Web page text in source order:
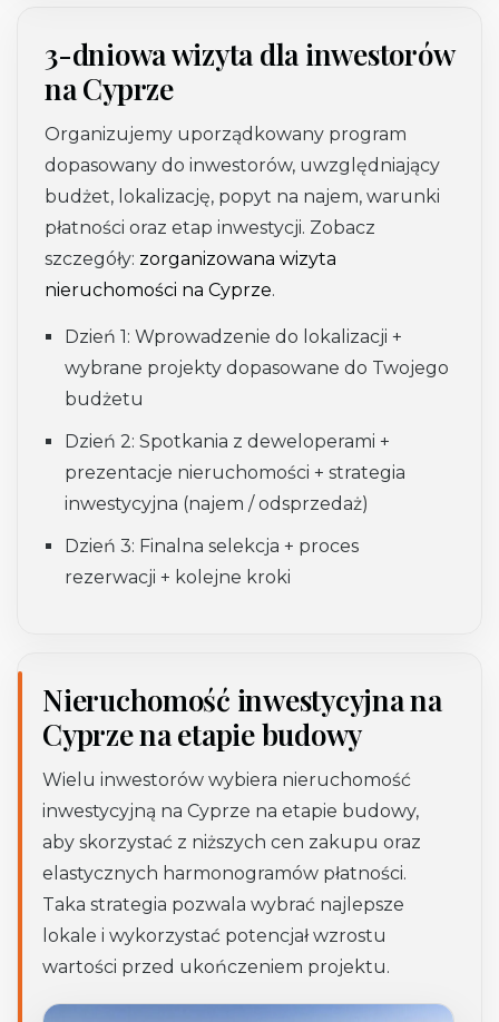
3-dniowa wizyta dla inwestorów
na Cyprze
Organizujemy uporządkowany program
dopasowany do inwestorów, uwzględniający
budżet, lokalizację, popyt na najem, warunki
płatności oraz etap inwestycji. Zobacz
szczegóły: zorganizowana wizyta
nieruchomości na Cyprze.
Dzień 1: Wprowadzenie do lokalizacji +
wybrane projekty dopasowane do Twojego
budżetu
Dzień 2: Spotkania z deweloperami +
prezentacje nieruchomości + strategia
inwestycyjna (najem / odsprzedaż)
Dzień 3: Finalna selekcja + proces
rezerwacji + kolejne kroki
Nieruchomość inwestycyjna na
Cyprze na etapie budowy
Wielu inwestorów wybiera nieruchomość
inwestycyjną na Cyprze na etapie budowy,
aby skorzystać z niższych cen zakupu oraz
elastycznych harmonogramów płatności.
Taka strategia pozwala wybrać najlepsze
lokale i wykorzystać potencjał wzrostu
wartości przed ukończeniem projektu.